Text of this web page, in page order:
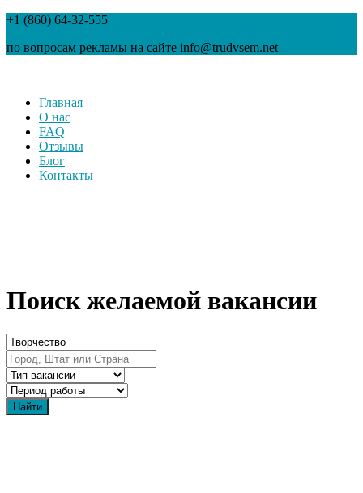
+1 (860) 64-32-555
по вопросам рекламы на сайте info@trudvsem.net
Главная
О нас
FAQ
Отзывы
Блог
Контакты
Поиск желаемой вакансии